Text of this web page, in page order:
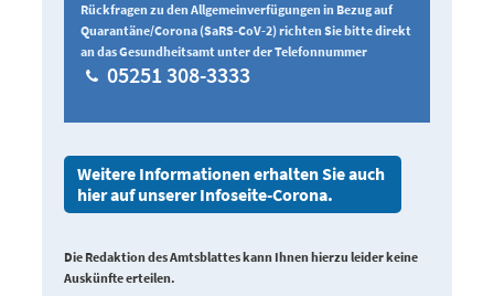
Rückfragen zu den Allgemeinverfügungen in Bezug auf
Quarantäne/Corona (SaRS-CoV-2) richten Sie bitte direkt
an das Gesundheitsamt unter der Telefonnummer
05251 308-3333
Weitere Informationen erhalten Sie auch
hier auf unserer Infoseite-Corona.
Die Redaktion des Amtsblattes kann Ihnen hierzu leider keine
Auskünfte erteilen.